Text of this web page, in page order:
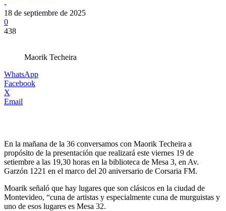
-
18 de septiembre de 2025
0
438
Maorik Techeira
WhatsApp
Facebook
X
Email
En la mañana de la 36 conversamos con Maorik Techeira a
propósito de la presentación que realizará este viernes 19 de
setiembre a las 19,30 horas en la biblioteca de Mesa 3, en Av.
Garzón 1221 en el marco del 20 aniversario de Corsaria FM.
Moarik señaló que hay lugares que son clásicos en la ciudad de
Montevideo, “cuna de artistas y especialmente cuna de murguistas y
uno de esos lugares es Mesa 32.